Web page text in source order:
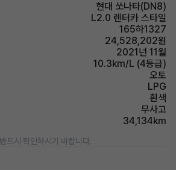
현대 쏘나타(DN8)
L2.0 렌터카 스타일
165하1327
24,528,202원
2021년 11월
10.3km/L (4등급)
오토
LPG
흰색
무사고
34,134km
드시 확인하시기 바랍니다.